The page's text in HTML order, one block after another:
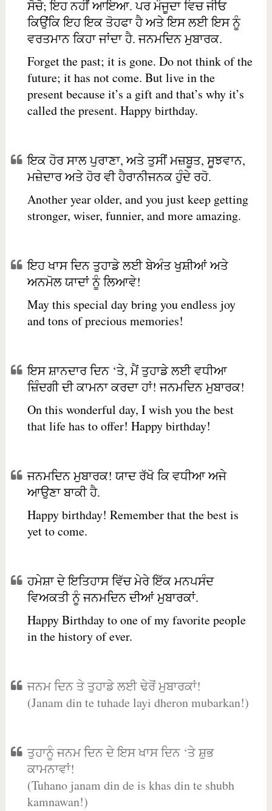
ਸੋਚੋ; ਇਹ ਨਹੀਂ ਆਇਆ. ਪਰ ਮੌਜੂਦਾ ਵਿਚ ਜੀਓ
ਕਿਉਂਕਿ ਇਹ ਇਕ ਤੋਹਫਾ ਹੈ ਅਤੇ ਇਸ ਲਈ ਇਸ ਨੂੰ
ਵਰਤਮਾਨ ਕਿਹਾ ਜਾਂਦਾ ਹੈ. ਜਨਮਦਿਨ ਮੁਬਾਰਕ.
Forget the past; it is gone. Do not think of the
future; it has not come. But live in the
present because it’s a gift and that’s why it’s
called the present. Happy birthday.
ਇਕ ਹੋਰ ਸਾਲ ਪੁਰਾਣਾ, ਅਤੇ ਤੁਸੀਂ ਮਜ਼ਬੂਤ, ਸੂਝਵਾਨ,
ਮਜ਼ੇਦਾਰ ਅਤੇ ਹੋਰ ਵੀ ਹੈਰਾਨੀਜਨਕ ਹੁੰਦੇ ਰਹੋ.
Another year older, and you just keep getting
stronger, wiser, funnier, and more amazing.
ਇਹ ਖਾਸ ਦਿਨ ਤੁਹਾਡੇ ਲਈ ਬੇਅੰਤ ਖੁਸ਼ੀਆਂ ਅਤੇ
ਅਨਮੋਲ ਯਾਦਾਂ ਨੂੰ ਲਿਆਵੇ!
May this special day bring you endless joy
and tons of precious memories!
ਇਸ ਸ਼ਾਨਦਾਰ ਦਿਨ ‘ਤੇ, ਮੈਂ ਤੁਹਾਡੇ ਲਈ ਵਧੀਆ
ਜ਼ਿੰਦਗੀ ਦੀ ਕਾਮਨਾ ਕਰਦਾ ਹਾਂ! ਜਨਮਦਿਨ ਮੁਬਾਰਕ!
On this wonderful day, I wish you the best
that life has to offer! Happy birthday!
ਜਨਮਦਿਨ ਮੁਬਾਰਕ! ਯਾਦ ਰੱਖੋ ਕਿ ਵਧੀਆ ਅਜੇ
ਆਉਣਾ ਬਾਕੀ ਹੈ.
Happy birthday! Remember that the best is
yet to come.
ਹਮੇਸ਼ਾ ਦੇ ਇਤਿਹਾਸ ਵਿੱਚ ਮੇਰੇ ਇੱਕ ਮਨਪਸੰਦ
ਵਿਅਕਤੀ ਨੂੰ ਜਨਮਦਿਨ ਦੀਆਂ ਮੁਬਾਰਕਾਂ.
Happy Birthday to one of my favorite people
in the history of ever.
ਜਨਮ ਦਿਨ ਤੇ ਤੁਹਾਡੇ ਲਈ ਢੇਰੋਂ ਮੁਬਾਰਕਾਂ!
(Janam din te tuhade layi dheron mubarkan!)
ਤੁਹਾਨੂੰ ਜਨਮ ਦਿਨ ਦੇ ਇਸ ਖਾਸ ਦਿਨ ‘ਤੇ ਸ਼ੁਭ
ਕਾਮਨਾਵਾਂ!
(Tuhano janam din de is khas din te shubh
kamnawan!)